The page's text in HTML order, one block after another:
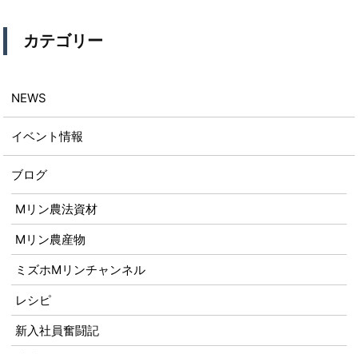
カテゴリー
NEWS
イベント情報
ブログ
Mリン農法資材
Mリン農産物
ミズホMリンチャンネル
レシピ
新入社員奮闘記